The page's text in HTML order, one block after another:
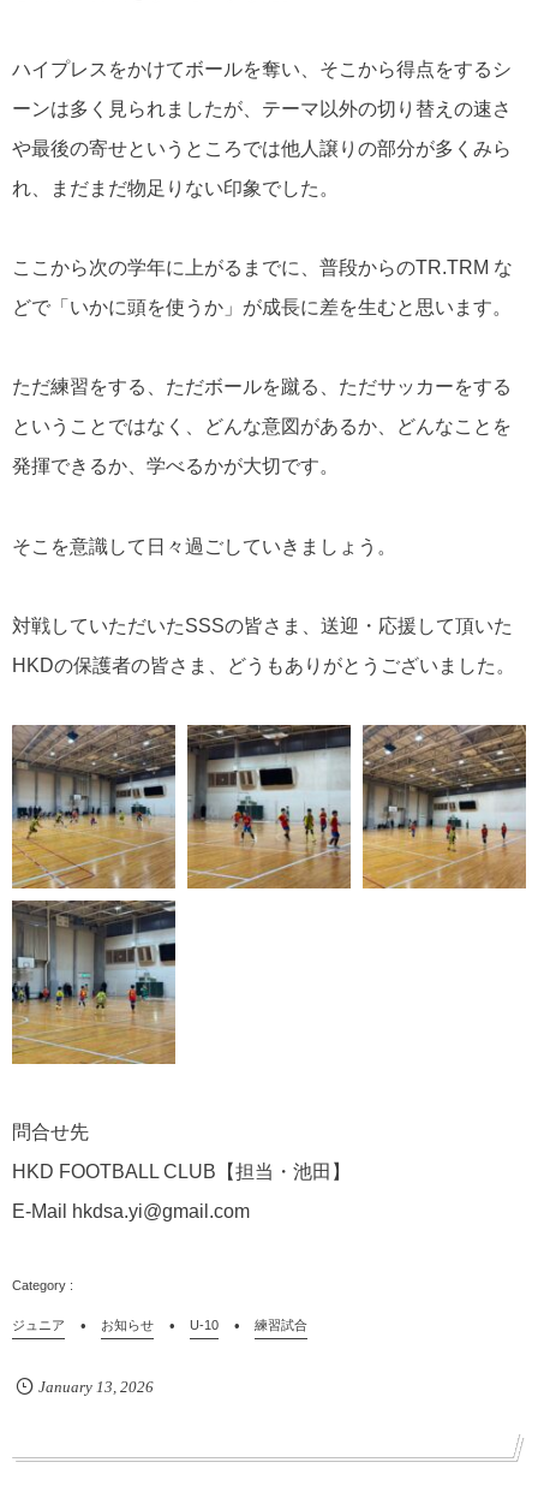
ハイプレスをかけてボールを奪い、そこから得点をするシ
ーンは多く見られましたが、テーマ以外の切り替えの速さ
や最後の寄せというところでは他人譲りの部分が多くみら
れ、まだまだ物足りない印象でした。
ここから次の学年に上がるまでに、普段からのTR.TRM な
どで「いかに頭を使うか」が成長に差を生むと思います。
ただ練習をする、ただボールを蹴る、ただサッカーをする
ということではなく、どんな意図があるか、どんなことを
発揮できるか、学べるかが大切です。
そこを意識して日々過ごしていきましょう。
対戦していただいたSSSの皆さま、送迎・応援して頂いた
HKDの保護者の皆さま、どうもありがとうございました。
問合せ先
HKD FOOTBALL CLUB【担当・池田】
E-Mail hkdsa.yi@gmail.com
ジュニア お知らせ U-10 練習試合
January 13 2026